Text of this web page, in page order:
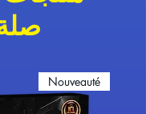
Nouveauté